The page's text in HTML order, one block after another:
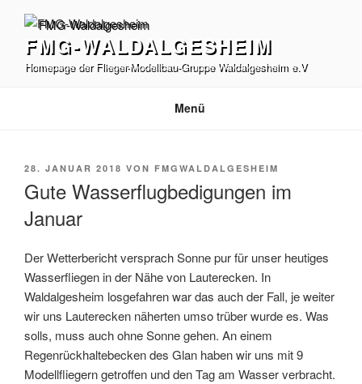
Inhalt
springenFMG-WALDALGESHEIM
Homepage der Flieger-Modellbau-Gruppe Waldalgesheim e.V
Menü
VERÖFFENTLICHT
28. JANUAR 2018 VON FMGWALDALGESHEIM
Gute Wasserflugbedigungen im
Januar
Der Wetterbericht versprach Sonne pur für unser heutiges
Wasserfliegen in der Nähe von Lauterecken. In
Waldalgesheim losgefahren war das auch der Fall, je weiter
wir uns Lauterecken näherten umso trüber wurde es. Was
solls, muss auch ohne Sonne gehen. An einem
Regenrückhaltebecken des Glan haben wir uns mit 9
Modellfliegern getroffen und den Tag am Wasser verbracht.